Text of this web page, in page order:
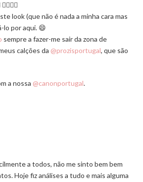
look (que não é nada a minha cara mas
lo por aqui. 😄
sempre a fazer-me sair da zona de
calções da @prozisportugal, que são
a nossa @canonportugal.
a todos, não me sinto bem bem
Hoje fiz análises a tudo e mais alguma